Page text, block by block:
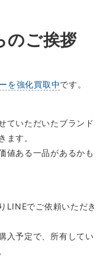
のご挨拶
を強化買取中です。
ていただいたブランド
ます。
値ある一品があるかも
LINEでご依頼いただき
入予定で、所有してい